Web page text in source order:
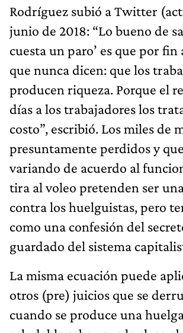
Rodríguez subió a Twitter
junio de 2018: “Lo bueno de
cuesta un paro’ es que por fin
que nunca dicen: que los
producen riqueza. Porque el
días a los trabajadores los
costo”, escribió. Los miles de
presuntamente perdidos y
variando de acuerdo al
tira al voleo pretenden ser
contra los huelguistas, pero
como una confesión del
guardado del sistema
La misma ecuación puede
otros (pre) juicios que se
cuando se produce una